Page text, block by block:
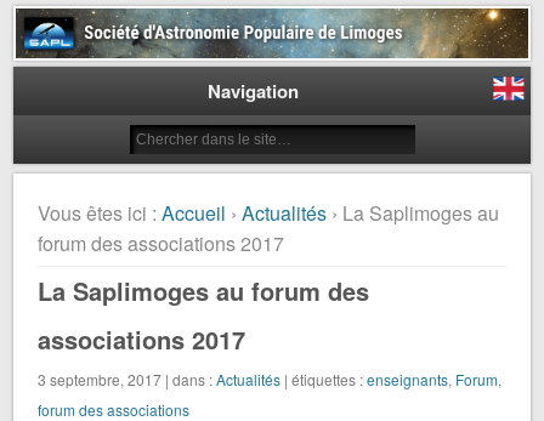
Société d'Astronomie Populaire
de Limoges
Navigation
Vous êtes ici : Accueil ›Actualités › La Saplimoges au
forum des associations 2017
La Saplimoges au forum des
associations 2017
3 septembre, 2017 | dans :Actualités | étiquettes :enseignants, Forum,
forum des associations